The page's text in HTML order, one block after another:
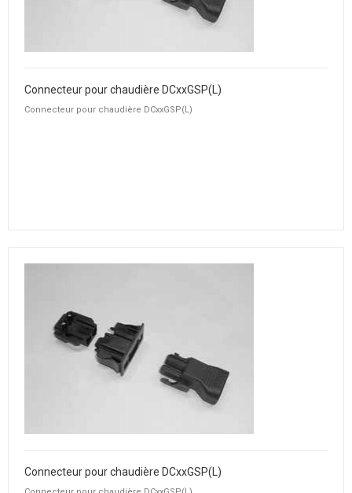
Connecteur pour chaudière DCxxGSP(L)
Connecteur pour chaudière DCxxGSP(L)
Connecteur pour chaudière DCxxGSP(L)